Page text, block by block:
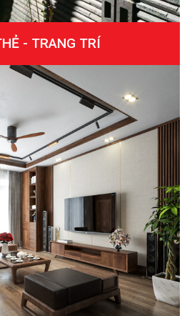
- TRANG TRÍ